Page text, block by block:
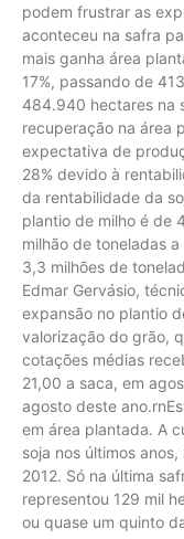
podem frustrar as
aconteceu na safra
mais ganha área
17%, passando de
484.940 hectares na
recuperação na área
expectativa de
28% devido à
da rentabilidade da
plantio de milho é de
milhão de toneladas
3,3 milhões de
Edmar Gervásio,
expansão no plantio
valorização do grão,
cotações médias
21,00 a saca, em
agosto deste
em área plantada. A
soja nos últimos
2012. Só na última
representou 129 mil
ou quase um quinto